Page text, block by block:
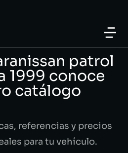
patrol
1999 conoce
catálogo
referencias y precios
para tu vehículo.